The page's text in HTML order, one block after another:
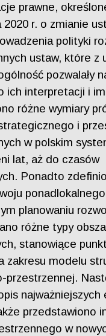
prawne,
2020 r. o zmianie
polityki
ustaw, które z
pozwalały
ich interpretacji i
różne wymiary
i
w polskim
lat, aż do czasów
Ponadto
planowaniu
różne typy
stanowiące
zakresu modelu
przestrzennej.
przedstawiono
w